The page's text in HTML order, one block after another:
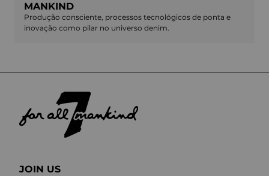
MANKIND
Produção consciente, processos tecnológicos de ponta e
inovação como pilar no universo denim.
JOIN US